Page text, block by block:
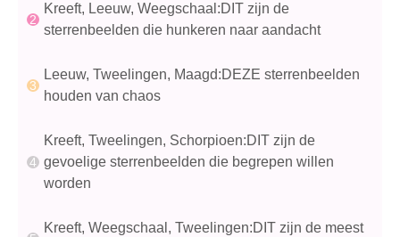
Kreeft, Leeuw, Weegschaal:DIT zijn de
sterrenbeelden die hunkeren naar aandacht
Leeuw, Tweelingen, Maagd:DEZE sterrenbeelden
houden van chaos
Kreeft, Tweelingen, Schorpioen:DIT zijn de
gevoelige sterrenbeelden die begrepen willen
worden
Kreeft, Weegschaal, Tweelingen:DIT zijn de meest